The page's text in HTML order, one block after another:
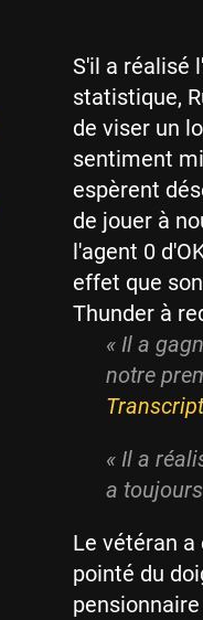
S'il a réalisé
statistique,
de viser un
sentiment
espèrent
de jouer à
l'agent 0
effet que
Thunder à
« Il a
notre
Transcript
« Il a
a
Le vétéran
pointé du